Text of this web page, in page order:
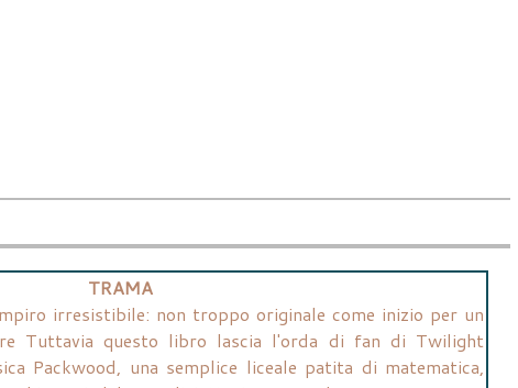
TRAMA
irresistibile: non troppo originale come inizio per un
Tuttavia questo libro lascia l'orda di fan di Twilight
Packwood, una semplice liceale patita di matematica,